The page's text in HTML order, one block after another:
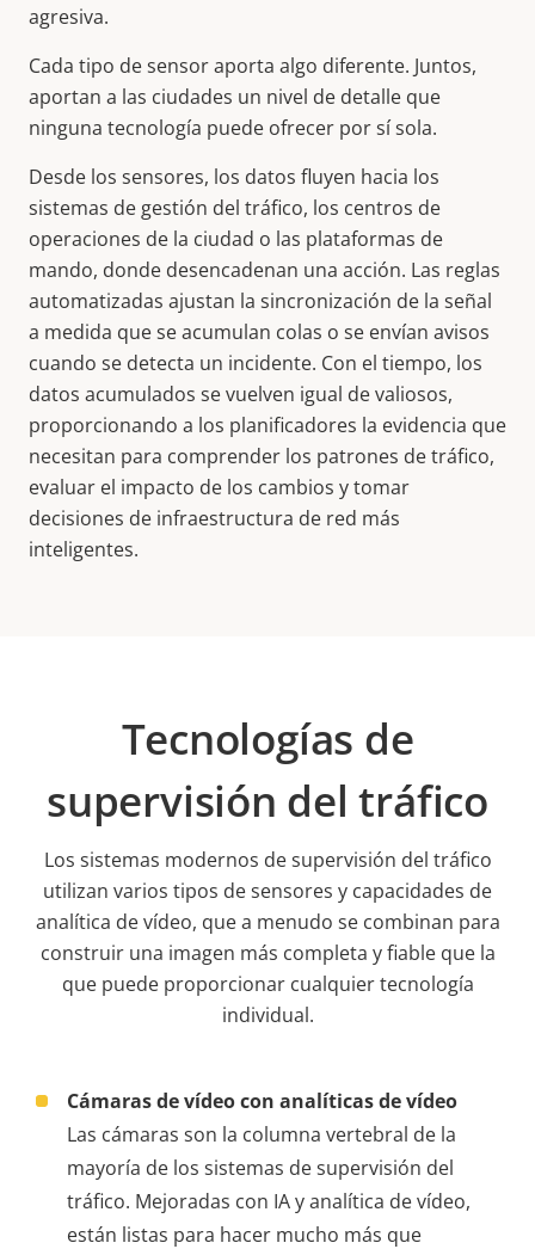
agresiva.
Cada tipo de sensor aporta algo diferente. Juntos,
aportan a las ciudades un nivel de detalle que
ninguna tecnología puede ofrecer por sí sola.
Desde los sensores, los datos fluyen hacia los
sistemas de gestión del tráfico, los centros de
operaciones de la ciudad o las plataformas de
mando, donde desencadenan una acción. Las reglas
automatizadas ajustan la sincronización de la señal
a medida que se acumulan colas o se envían avisos
cuando se detecta un incidente. Con el tiempo, los
datos acumulados se vuelven igual de valiosos,
proporcionando a los planificadores la evidencia que
necesitan para comprender los patrones de tráfico,
evaluar el impacto de los cambios y tomar
decisiones de infraestructura de red más
inteligentes.
Tecnologías de
supervisión del tráfico
Los sistemas modernos de supervisión del tráfico
utilizan varios tipos de sensores y capacidades de
analítica de vídeo, que a menudo se combinan para
construir una imagen más completa y fiable que la
que puede proporcionar cualquier tecnología
individual.
Cámaras de vídeo con analíticas de vídeo
Las cámaras son la columna vertebral de la
mayoría de los sistemas de supervisión del
tráfico. Mejoradas con IA y analítica de vídeo,
están listas para hacer mucho más que